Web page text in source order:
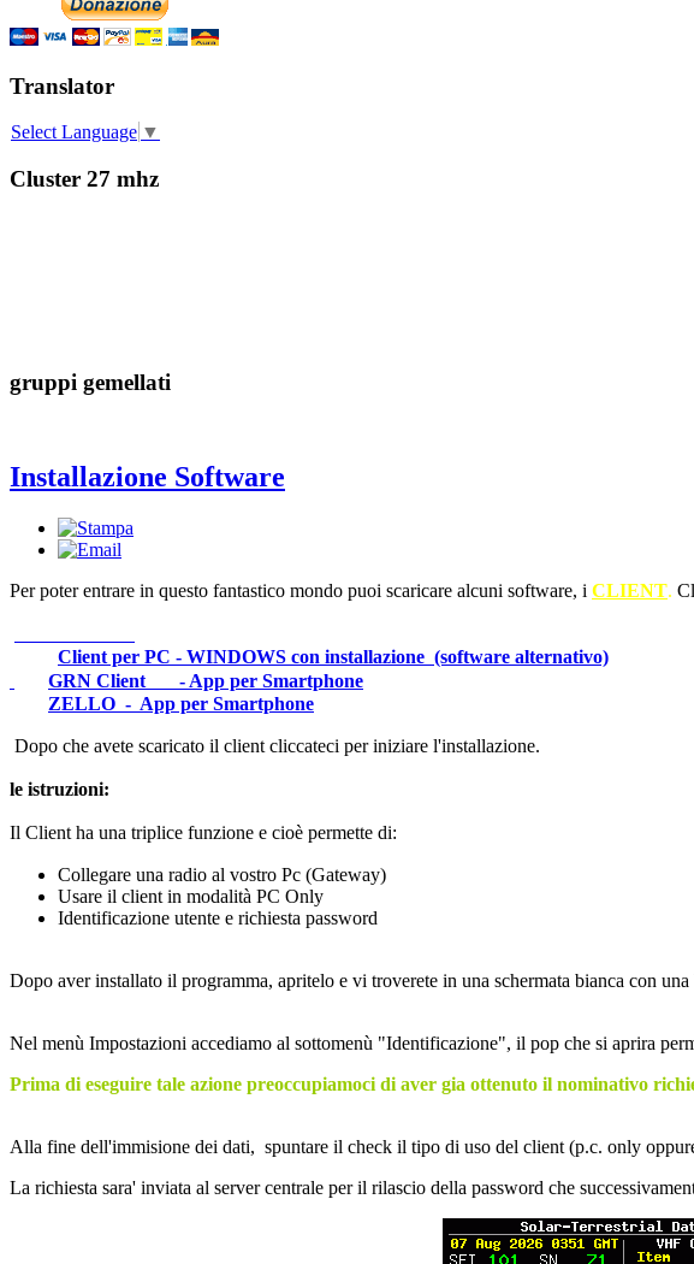
Translator
Select Language ▼
Cluster 27 mhz
gruppi gemellati
Installazione Software
Per poter entrare in questo fantastico mondo puoi scaricare alcuni software, i CLIENT.
Client per PC - WINDOWS con installazione (software alternativo)
GRN Client - App per Smartphone
ZELLO - App per Smartphone
Dopo che avete scaricato il client cliccateci per iniziare l'installazione.
le istruzioni:
Il Client ha una triplice funzione e cioè permette di:
Collegare una radio al vostro Pc (Gateway)
Usare il client in modalità PC Only
Identificazione utente e richiesta password
Dopo aver installato il programma, apritelo e vi troverete in una schermata bianca con
Nel menù Impostazioni accediamo al sottomenù "Identificazione", il pop che si aprira
Prima di eseguire tale azione preoccupiamoci di aver gia ottenuto il nominativo
Alla fine dell'immisione dei dati, spuntare il check il tipo di uso del client (p.c. only
La richiesta sara' inviata al server centrale per il rilascio della password che